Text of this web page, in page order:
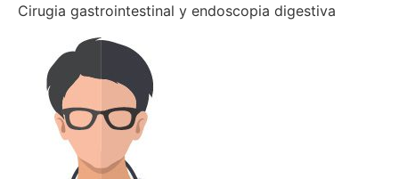
Cirugia gastrointestinal y endoscopia digestiva